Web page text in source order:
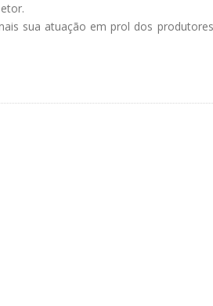
sua atuação em prol dos